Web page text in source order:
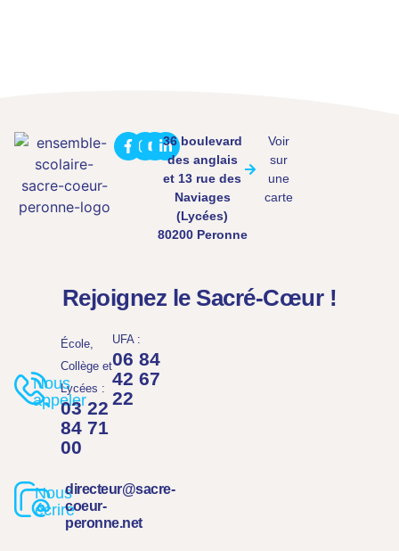
36 boulevard
des anglais
et 13 rue des
Naviages
(Lycées)
80200 Peronne
Voir
sur
une
carte
Rejoignez le Sacré-Cœur !
Nous
appeler
École,
Collège et
Lycées :
03 22
84 71
00
UFA :
06 84
42 67
22
Nous
écrire
directeur@sacre-
coeur-
peronne.net